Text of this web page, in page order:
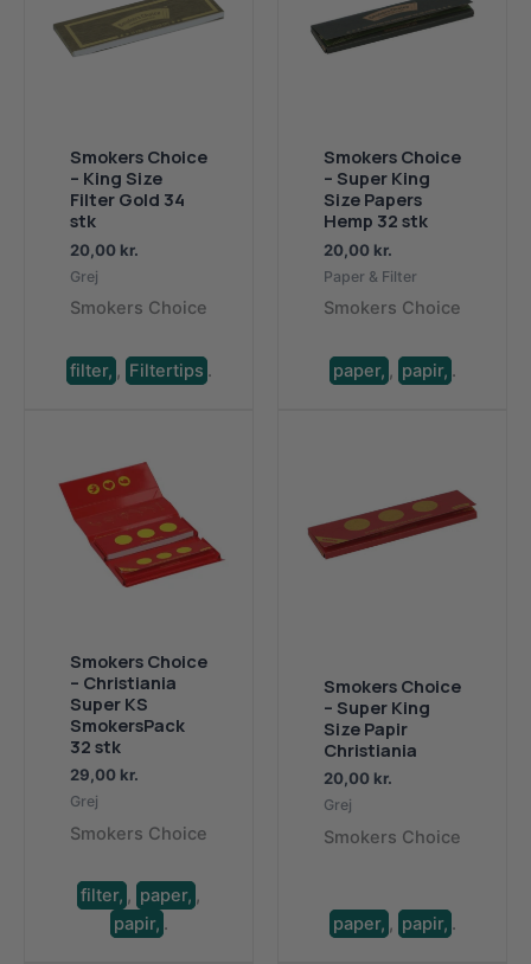
Smokers Choice
– King Size
Filter Gold 34
stk
20,00 kr.
Grej
Smokers Choice
filter, , Filtertips .
Smokers Choice
– Super King
Size Papers
Hemp 32 stk
20,00 kr.
Paper & Filter
Smokers Choice
paper, , papir, .
Smokers Choice
– Christiania
Super KS
SmokersPack
32 stk
29,00 kr.
Grej
Smokers Choice
filter, , paper, ,
papir, .
Smokers Choice
– Super King
Size Papir
Christiania
20,00 kr.
Grej
Smokers Choice
paper, , papir, .